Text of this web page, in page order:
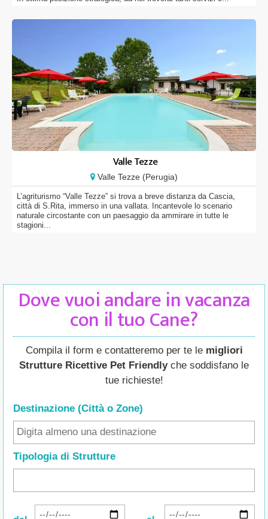
Valle Tezze
Valle Tezze (Perugia)
L’agriturismo “Valle Tezze” si trova a breve distanza da Cascia,
città di S.Rita, immerso in una vallata. Incantevole lo scenario
naturale circostante con un paesaggio da ammirare in tutte le
stagioni...
Dove vuoi andare in vacanza
con il tuo Cane?
Compila il form e contatteremo per te le migliori
Strutture Ricettive Pet Friendlyche soddisfano le
tue richieste!
Destinazione (Città o Zone)
Tipologia di Strutture